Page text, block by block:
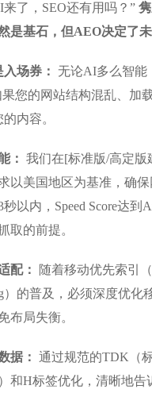
了，SEO还有用吗？”
是基石，但AEO决定了未
场券：
无论AI多么智能
果您的网站结构混乱、加
内容。
： 我们在[标准版/高定版
以美国地区为基准，确
以内，Speed Score达到
取的前提。
配：
随着移动优先索引
）的普及，必须深度优化
布局失衡。
据： 通过规范的TDK（
和H标签优化，清晰地告